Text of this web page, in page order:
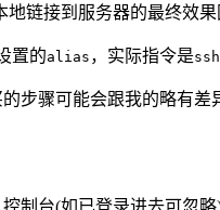
地链接到服务器的最终效
置的alias ，实际指令是
步骤可能会跟我的略有
制台(如已登录进去可忽略